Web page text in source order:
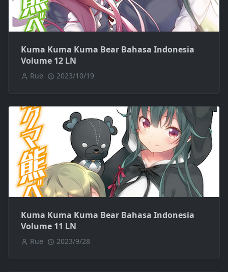
Kuma Kuma Kuma Bear Bahasa Indonesia
Volume 12 LN
Rue 2023/10/19
Kuma Kuma Kuma Bear Bahasa Indonesia
Volume 11 LN
Rue 2023/9/28